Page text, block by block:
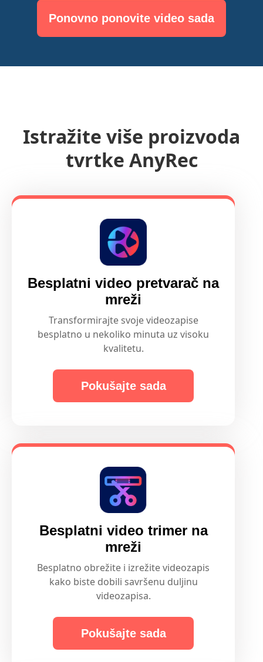
Ponovno ponovite video sada
Istražite više proizvoda
tvrtke AnyRec
Besplatni video pretvarač na
mreži
Transformirajte svoje videozapise
besplatno u nekoliko minuta uz visoku
kvalitetu.
Pokušajte sada
Besplatni video trimer na
mreži
Besplatno obrežite i izrežite videozapis
kako biste dobili savršenu duljinu
videozapisa.
Pokušajte sada